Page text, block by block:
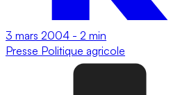
3 mars 2004 - 2 min
Presse Politique agricole